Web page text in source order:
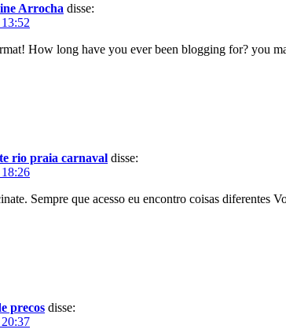
Arrocha disse:
How long have you ever been blogging for? you
rio praia carnaval disse:
Sempre que acesso eu encontro coisas
precos disse: